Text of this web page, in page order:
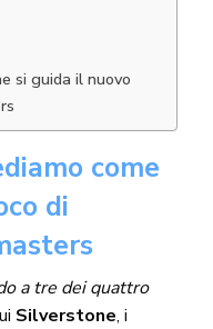
si guida il nuovo
come
di
a tre dei quattro
Silverstone, i